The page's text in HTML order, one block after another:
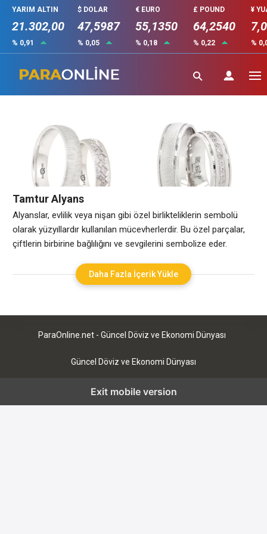
YARIM ALTIN
21.302,00
% 0,91
$ DOLAR
47,5987
% 0,05
€ EURO
55,1350
% 0,18
£ POUND
64,2540
% 0,22
¥
%
Tamtur Alyans
Tamtur Alyans
Alyanslar, evlilik veya nişan gibi özel birlikteliklerin sembolü
olarak yüzyıllardır kullanılan mücevherlerdir. Bu özel parçalar,
çiftlerin birbirine bağlılığını ve sevgilerini sembolize eder.
çıkan değerli takılar arasında yer almaktadır. Tamtur alyans,
özellikle Türk sistemlerinde özel bir yere sahiptir ve
Daha Fazla İçerik Yükle
ParaOnline.net - Güncel Döviz ve Ekonomi Dünyası
Güncel Döviz ve Ekonomi Dünyası
Exit mobile version